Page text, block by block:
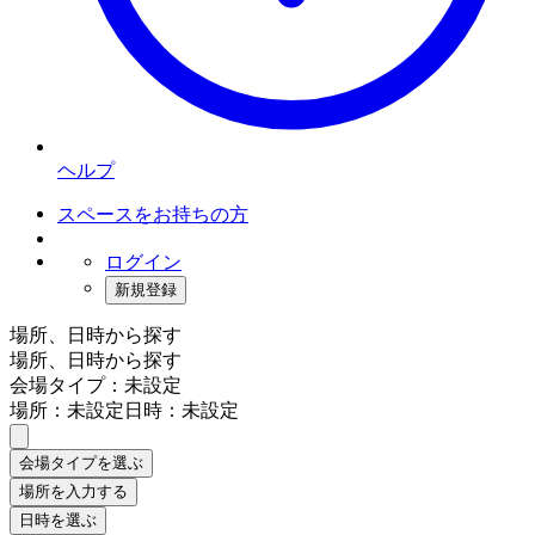
ヘルプ
スペースをお持ちの方
ログイン
新規登録
場所、日時から探す
場所、日時から探す
会場タイプ：未設定
場所：未設定日時：未設定
会場タイプを選ぶ
場所を入力する
日時を選ぶ